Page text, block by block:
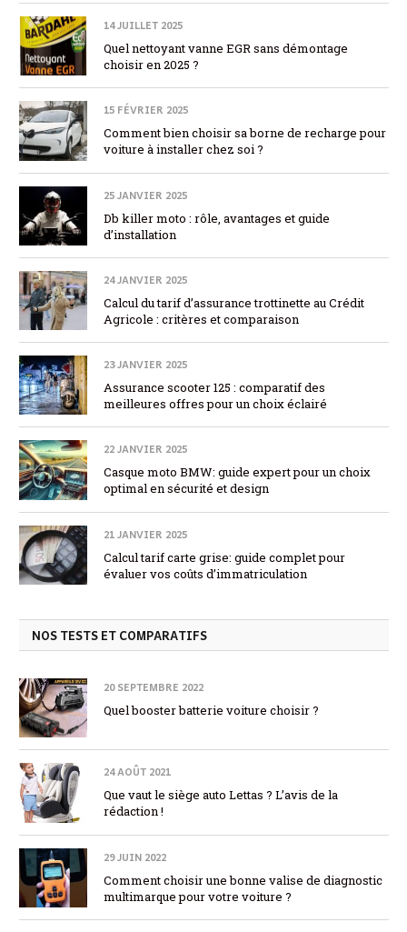
14 JUILLET 2025
Quel nettoyant vanne EGR sans démontage
choisir en 2025 ?
15 FÉVRIER 2025
Comment bien choisir sa borne de recharge pour
voiture à installer chez soi ?
25 JANVIER 2025
Db killer moto : rôle, avantages et guide
d’installation
24 JANVIER 2025
Calcul du tarif d’assurance trottinette au Crédit
Agricole : critères et comparaison
23 JANVIER 2025
Assurance scooter 125 : comparatif des
meilleures offres pour un choix éclairé
22 JANVIER 2025
Casque moto BMW: guide expert pour un choix
optimal en sécurité et design
21 JANVIER 2025
Calcul tarif carte grise: guide complet pour
évaluer vos coûts d’immatriculation
NOS TESTS ET COMPARATIFS
20 SEPTEMBRE 2022
Quel booster batterie voiture choisir ?
24 AOÛT 2021
Que vaut le siège auto Lettas ? L’avis de la
rédaction !
29 JUIN 2022
Comment choisir une bonne valise de diagnostic
multimarque pour votre voiture ?